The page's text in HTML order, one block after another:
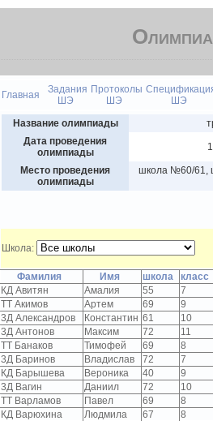
Главная
Задания
ШЭ
Протоколы
ШЭ
ШЭ
Название олимпиады
Дата проведения
олимпиады
Место проведения
олимпиады
школа №60/61,
Школа:
Фамилия Имя школа
класс
КД Авитян
Амалия 55
7
ТТ Акимов
Артем 69
9
3Д Александров
Константин 61
10
3Д Антонов
Максим 72
11
ТТ Банаков
Тимофей 69
8
3Д Баринов
Владислав 72
7
КД Барышева
Вероника 40
9
3Д Вагин
Даниил 72
10
ТТ Варламов
Павел 69
8
КД Варюхина
Людмила 67
8